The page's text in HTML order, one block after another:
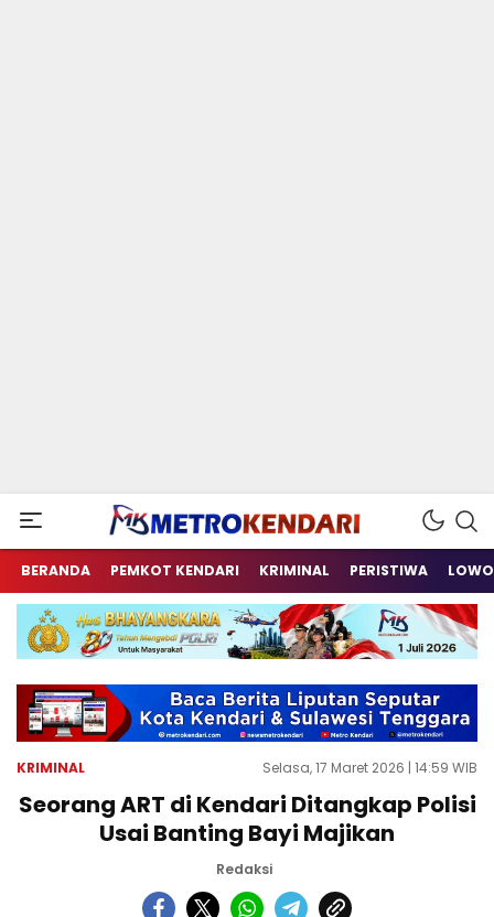
metrokendari
Berita Terkini Sulawesi Tenggara
BERANDA PEMKOT KENDARI KRIMINAL PERISTIWA
KRIMINAL Selasa, 17 Maret 2026 | 14:59 WIB
Seorang ART di Kendari Ditangkap Polisi
Usai Banting Bayi Majikan
Redaksi